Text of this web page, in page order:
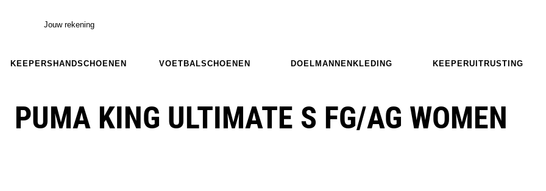
Jouw rekening
KEEPERSHANDSCHOENEN VOETBALSCHOENEN DOELMANNENKLEDING KEEPERUITRUSTING
PUMA KING ULTIMATE S FG/AG WOMEN